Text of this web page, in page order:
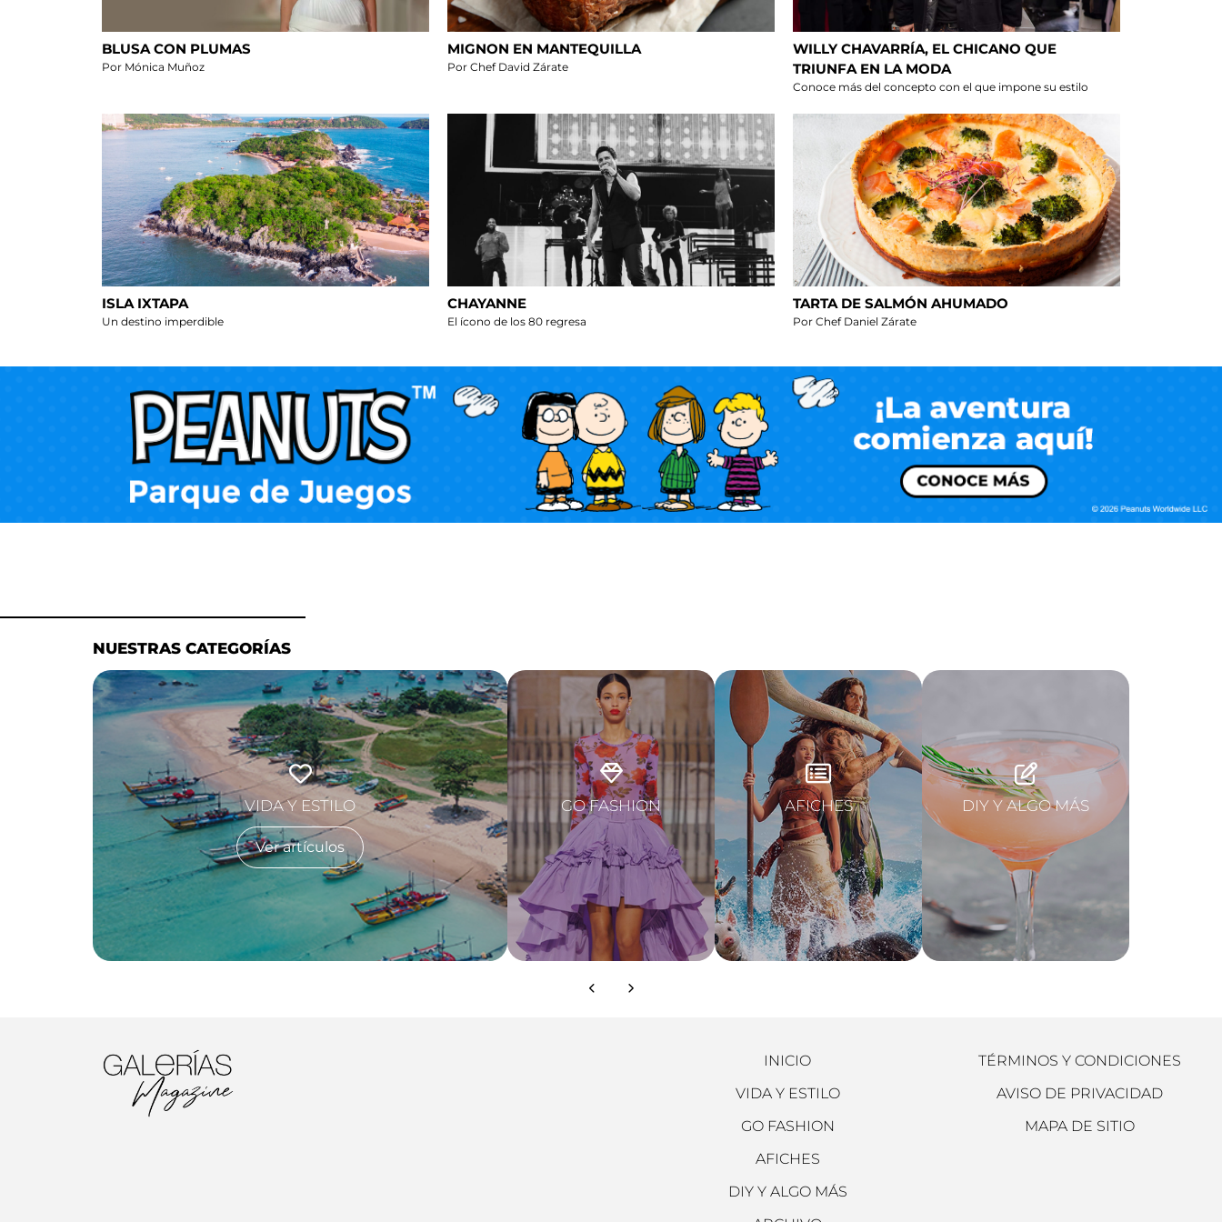
BLUSA CON PLUMAS
Por Mónica Muñoz
MIGNON EN MANTEQUILLA
Por Chef David Zárate
WILLY CHAVARRÍA, EL CHICANO QUE
TRIUNFA EN LA MODA
Conoce más del concepto con el que impone su estilo
ISLA IXTAPA
Un destino imperdible
CHAYANNE
El ícono de los 80 regresa
TARTA DE SALMÓN AHUMADO
Por Chef Daniel Zárate
NUESTRAS CATEGORÍAS
VIDA Y ESTILO
Ver artículos
GO FASHION AFICHES DIY Y ALGO MÁS
INICIO
VIDA Y ESTILO
GO FASHION
AFICHES
DIY Y ALGO MÁS
TÉRMINOS Y CONDICIONES
AVISO DE PRIVACIDAD
MAPA DE SITIO